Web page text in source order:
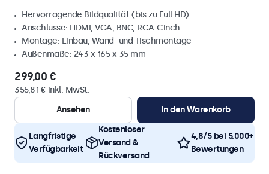
Hervorragende Bildqualität (bis zu Full HD)
Anschlüsse: HDMI, VGA, BNC, RCA-Cinch
Montage: Einbau, Wand- und Tischmontage
Außenmaße: 243 x 165 x 35 mm
299,00 €
355,81 € inkl. MwSt.
Ansehen
In den Warenkorb
Langfristige
Verfügbarkeit
Kostenloser
Versand &
Rückversand
4,8/5 bei 5.000+
Bewertungen